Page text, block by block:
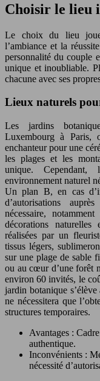
Choisir le lieu
Le choix du lieu
l’ambiance et la
personnalité du couple
unique et inoubliable.
chacune avec ses
Lieux naturels
Les jardins
Luxembourg à Paris,
enchanteur pour une
les plages et les
unique. Cependant,
environnement naturel
Un plan B, en cas
d’autorisations
nécessaire,
décorations
réalisées par un
tissus légers,
sur une plage de sable
ou au cœur d’une forêt
environ 60 invités, le
jardin botanique
ne nécessitera que
structures temporaires.
Avantages :
authentique.
Inconvénients :
nécessité